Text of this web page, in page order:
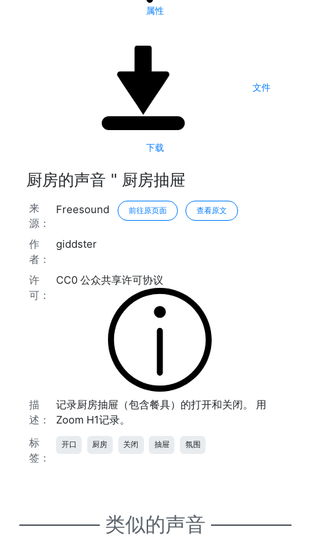
属性
文件
下载
厨房的声音 " 厨房抽屉
来
源：
Freesound 前往原页面 查看原文
作
者：
giddster
许
可：
CC0 公众共享许可协议
描
述：
记录厨房抽屉（包含餐具）的打开和关闭。 用
Zoom H1记录。
标
签：
开口 厨房 关闭 抽屉 氛围
———— 类似的声音 ————